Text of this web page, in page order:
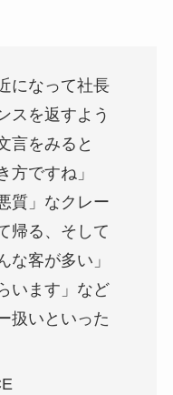
になって社長
スを返すよう
言をみると
方ですね」
質」なクレー
帰る、そして
な客が多い」
います」など
扱いといった